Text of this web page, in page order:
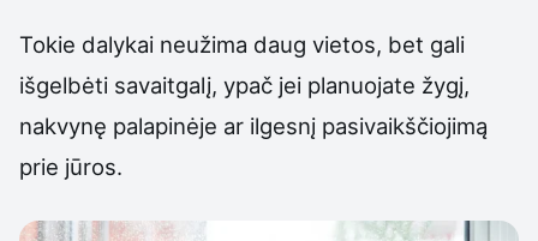
Tokie dalykai neužima daug vietos, bet gali
išgelbėti savaitgalį, ypač jei planuojate žygį,
nakvynę palapinėje ar ilgesnį pasivaikščiojimą
prie jūros.